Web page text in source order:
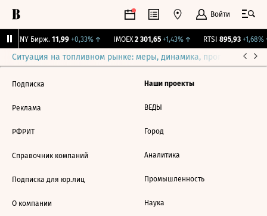
Войти
CNY Бирж. 11,99 +0,33%↑ IMOEX 2 301,65 +1,43%↑ RTSI 895,93 +1,68%
Ситуация на топливном рынке: меры, динамика, прогнозы
Подписка
Реклама
РФРИТ
Справочник компаний
Подписка для юр.лиц
О компании
Наши проекты
ВЕДЫ
Город
Аналитика
Промышленность
Наука